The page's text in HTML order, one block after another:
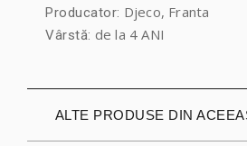
Producator: Djeco, Franta
Vârstă: de la 4 ANI
ALTE PRODUSE DIN